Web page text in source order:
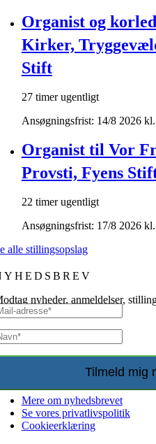
Organist og
Kirker,
Stift
27 timer ugentligt
Ansøgningsfrist: 14/8 2026
Organist til Vor
Provsti, Fyens
22 timer ugentligt
Ansøgningsfrist: 17/8 2026
alle stillingsopslag
nyheder, anmeldelser,
Mere om nyhedsbrevet
Se vores privatlivspolitik
Cookieerklæring